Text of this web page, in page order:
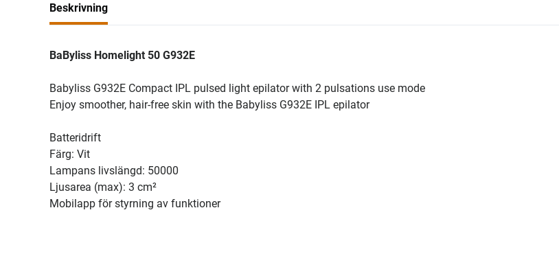
Beskrivning
BaByliss Homelight 50 G932E
Babyliss G932E Compact IPL pulsed light epilator with 2 pulsations use mode
Enjoy smoother, hair-free skin with the Babyliss G932E IPL epilator
Batteridrift
Färg: Vit
Lampans livslängd: 50000
Ljusarea (max): 3 cm²
Mobilapp för styrning av funktioner